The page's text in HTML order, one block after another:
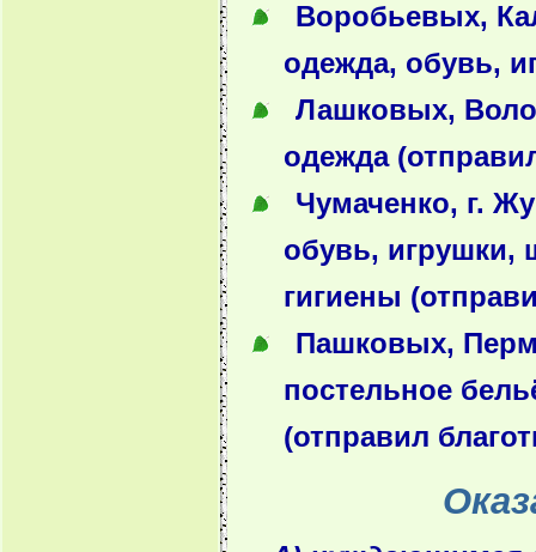
Воробьевых,
одежда, обувь,
Лашковых,
одежда
Чумаченко, г.
обувь, игрушки,
гигиены
Пашковых,
постельное
(отправил